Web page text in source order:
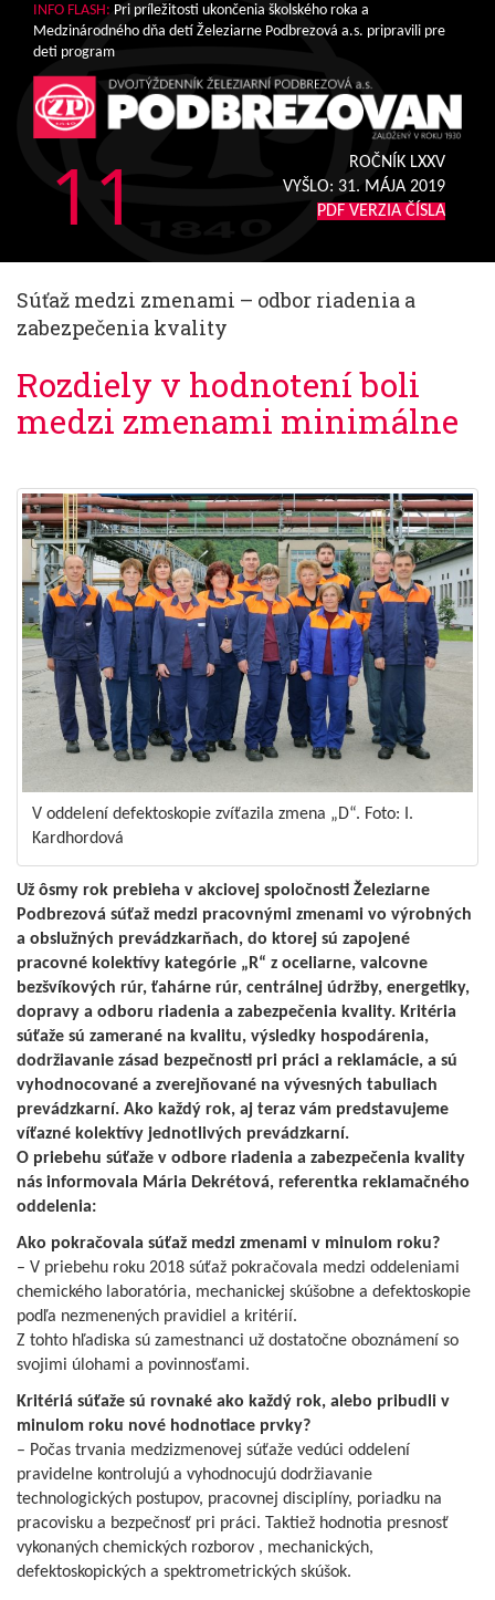
INFO FLASH: Pri príležitosti ukončenia školského roka a
Medzinárodného dňa detí Železiarne Podbrezová a.s. pripravili pre
deti program
11
ROČNÍK LXXV
VYŠLO: 31. MÁJA 2019
PDF VERZIA ČÍSLA
Súťaž medzi zmenami – odbor riadenia a
zabezpečenia kvality
Rozdiely v hodnotení boli
medzi zmenami minimálne
V oddelení defektoskopie zvíťazila zmena „D“. Foto: I.
Kardhordová
Už ôsmy rok prebieha v akciovej spoločnosti Železiarne
Podbrezová súťaž medzi pracovnými zmenami vo výrobných
a obslužných prevádzkarňach, do ktorej sú zapojené
pracovné kolektívy kategórie „R“ z oceliarne, valcovne
bezšvíkových rúr, ťahárne rúr, centrálnej údržby, energetiky,
dopravy a odboru riadenia a zabezpečenia kvality. Kritéria
súťaže sú zamerané na kvalitu, výsledky hospodárenia,
dodržiavanie zásad bezpečnosti pri práci a reklamácie, a sú
vyhodnocované a zverejňované na vývesných tabuliach
prevádzkarní. Ako každý rok, aj teraz vám predstavujeme
víťazné kolektívy jednotlivých prevádzkarní.
O priebehu súťaže v odbore riadenia a zabezpečenia kvality
nás informovala Mária Dekrétová, referentka reklamačného
oddelenia:
Ako pokračovala súťaž medzi zmenami v minulom roku?
– V priebehu roku 2018 súťaž pokračovala medzi oddeleniami
chemického laboratória, mechanickej skúšobne a defektoskopie
podľa nezmenených pravidiel a kritérií.
Z tohto hľadiska sú zamestnanci už dostatočne oboznámení so
svojimi úlohami a povinnosťami.
Kritériá súťaže sú rovnaké ako každý rok, alebo pribudli v
minulom roku nové hodnotiace prvky?
– Počas trvania medzizmenovej súťaže vedúci oddelení
pravidelne kontrolujú a vyhodnocujú dodržiavanie
technologických postupov, pracovnej disciplíny, poriadku na
pracovisku a bezpečnosť pri práci. Taktiež hodnotia presnosť
vykonaných chemických rozborov , mechanických,
defektoskopických a spektrometrických skúšok.